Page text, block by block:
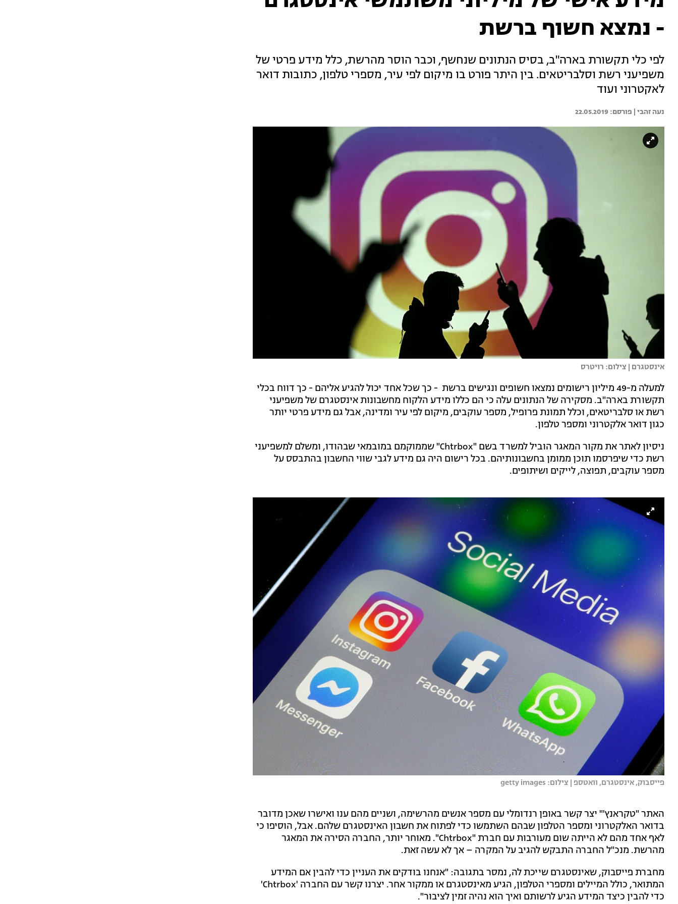
- נמצא חשוף ברשת
לפי כלי תקשורת בארה"ב, בסיס הנתונים שנחשף, וכבר הוסר מהרשת, כלל מידע פרטי של
משפיעני רשת וסלבריטאים. בין היתר פורט בו מיקום לפי עיר, מספרי טלפון, כתובות דואר
לאקטרוני ועוד
נעה זהבי | 22.05.2019
אינסטגרם | צילום: רויטרס
למעלה מ-49 מיליון רישומים נמצאו חשופים ונגישים ברשת - כך שכל אחד יכול להגיע אליהם - כך דווח בכלי
תקשורת בארה"ב. מסקירה של הנתונים עלה כי הם כללו מידע הלקוח מחשבונות אינסטגרם של משפיעני
רשת או סלבריטאים, וכלל תמונת פרופיל, מספר עוקבים, מיקום לפי עיר ומדינה, אבל גם מידע פרטי יותר
כגון דואר אלקטרוני ומספר טלפון.
ניסיון לאתר את מקור המאגר הוביל למשרד בשם "Chtrbox" שממוקמם במובמאי שבהודו, ומשלם למשפיעני
רשת כדי שיפרסמו תוכן ממומן בחשבונותיהם. בכל רישום היה גם מידע לגבי שווי החשבון בהתבסס על
מספר עוקבים, תפוצה, לייקים ושיתופים.
פייסבוק, אינסטגרם, וואטספ | צילום: getty images
האתר "טקראנץ'" יצר קשר באופן רנדומלי עם מספר אנשים מהרשימה, ושניים מהם ענו ואישרו שאכן מדובר
בדואר האלקטרוני ומספר הטלפון שבהם השתמשו כדי לפתוח את חשבון האינסטגרם שלהם. אבל, הוסיפו כי
לאף אחד מהם לא הייתה שום מעורבות עם חברת "Chtrbox". מאוחר יותר, החברה הסירה את המאגר
מהרשת. מנכ"ל החברה התבקש להגיב על המקרה – אך לא עשה זאת.
מחברת פייסבוק, שאינסטגרם שייכת לה, נמסר בתגובה: "אנחנו בודקים את העניין כדי להבין אם המידע
המתואר, כולל המיילים ומספרי הטלפון, הגיע מאינסטגרם או ממקור אחר. יצרנו קשר עם החברה 'Chtrbox'
כדי להבין כיצד המידע הגיע לרשותם ואיך הוא נהיה זמין לציבור".